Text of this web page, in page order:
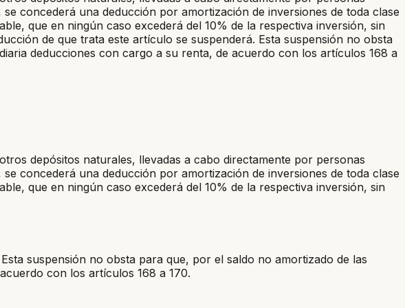
concederá una deducción por amortización de inversiones de toda clase
que en ningún caso excederá del 10% de la respectiva inversión, sin
de que trata este artículo se suspenderá. Esta suspensión no obsta
deducciones con cargo a su renta, de acuerdo con los artículos 168 a
depósitos naturales, llevadas a cabo directamente por personas
concederá una deducción por amortización de inversiones de toda clase
que en ningún caso excederá del 10% de la respectiva inversión, sin
suspensión no obsta para que, por el saldo no amortizado de las
con los artículos 168 a 170.